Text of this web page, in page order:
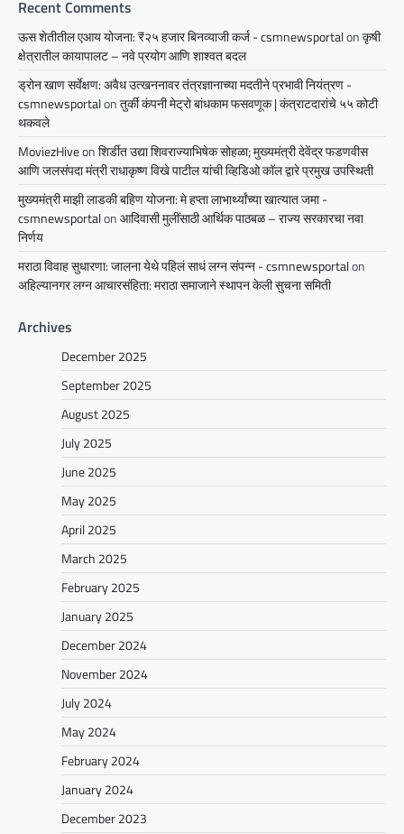
Recent Comments
ऊस शेतीतील एआय योजना: ₹२५ हजार बिनव्याजी कर्ज - csmnewsportalonकृषी
क्षेत्रातील कायापालट – नवे प्रयोग आणि शाश्वत बदल
ड्रोन खाण सर्वेक्षण: अवैध उत्खननावर तंत्रज्ञानाच्या मदतीने प्रभावी नियंत्रण -
csmnewsportalonतुर्की कंपनी मेट्रो बांधकाम फसवणूक | कंत्राटदारांचे ५५ कोटी
थकवले
MoviezHiveonशिर्डीत उद्या शिवराज्याभिषेक सोहळा; मुख्यमंत्री देवेंद्र फडणवीस
आणि जलसंपदा मंत्री राधाकृष्ण विखे पाटील यांची व्हिडिओ कॉल द्वारे प्रमुख उपस्थिती
मुख्यमंत्री माझी लाडकी बहिण योजना: मे हप्ता लाभार्थ्यांच्या खात्यात जमा -
csmnewsportalonआदिवासी मुलींसाठी आर्थिक पाठबळ – राज्य सरकारचा नवा
निर्णय
मराठा विवाह सुधारणा: जालना येथे पहिलं साधं लग्न संपन्न - csmnewsportalon
अहिल्यानगर लग्न आचारसंहिता: मराठा समाजाने स्थापन केली सुचना समिती
Archives
December 2025
September 2025
August 2025
July 2025
June 2025
May 2025
April 2025
March 2025
February 2025
January 2025
December 2024
November 2024
July 2024
May 2024
February 2024
January 2024
December 2023